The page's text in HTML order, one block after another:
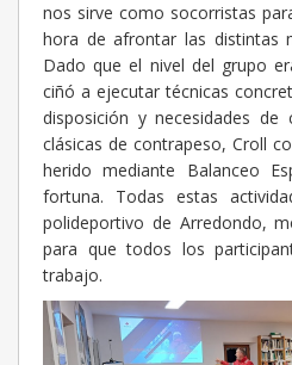
nos sirve como socorristas
hora de afrontar las distintas
Dado que el nivel del grupo
ciñó a ejecutar técnicas
disposición y necesidades de
clásicas de contrapeso, Croll
herido mediante Balanceo
fortuna. Todas estas
polideportivo de Arredondo,
para que todos los
trabajo.